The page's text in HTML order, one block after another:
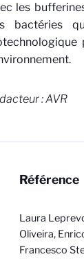
les
bactéries
: AVR
Référence
Laura
Oliveira,
Francesco